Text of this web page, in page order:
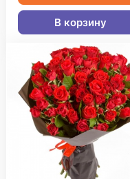
В корзину